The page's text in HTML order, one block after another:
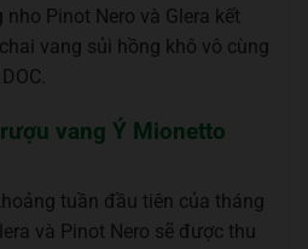
Pinot Nero và Glera kết
vang sủi hồng khô vô cùng
vang Ý Mionetto
tuần đầu tiên của tháng
và Pinot Nero sẽ được thu